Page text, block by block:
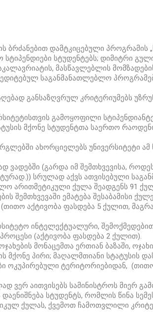
ბრძანებით დამტკიცებული პროგრამის
სტუდენტებს; დიმიტრი
მასწავლებლის
საგანმანათლებლო
განსაზღვრულ კრიტერიუმებს
გამოყოფილი
მქონე სტუდენტთა საერთო
ახორციელებს უნივერსიტეტი ამ
ვადებში (გარდა იმ შემთხვევისა,
სრულად აქვს ათვისებული
არითმეტიკული ქულა შეადგენს 91
ემატება შესაბამისი
აქტივობა ფასდება 5 ქულით,
ინტელექტუალური,
(აქტივობა ფასდება 2 ქულით).
მონაცემთა ერთიან ბაზაში,
პირი; მაღალმთიანი სტატუსის
ოკუპირებული ტერიტორიებიდან,
ვერ აითვისებს სამინისტროს მიერ
სტუდენტს, რომლის წინა
ქულას, ქვემოთ ჩამოთვლილი